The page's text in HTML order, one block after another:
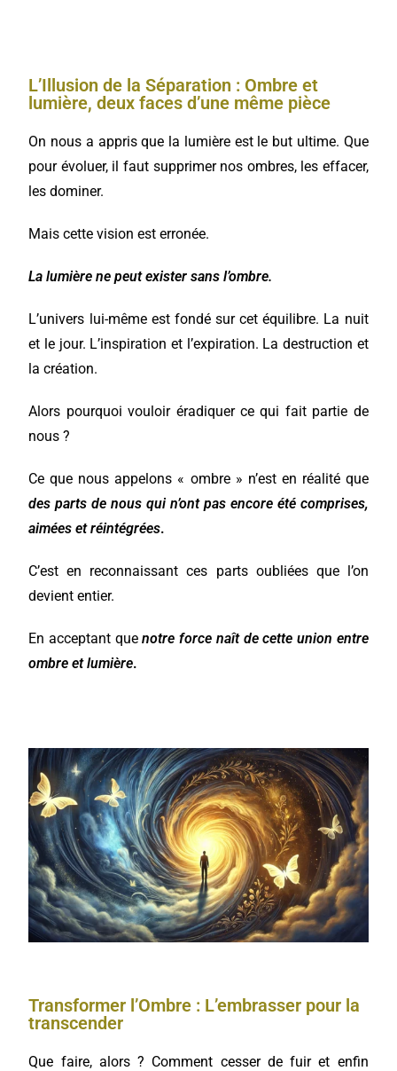
L’Illusion de la Séparation : Ombre et
lumière, deux faces d’une même pièce
On nous a appris que la lumière est le but ultime. Que
pour évoluer, il faut supprimer nos ombres, les effacer,
les dominer.
Mais cette vision est erronée.
La lumière ne peut exister sans l’ombre.
L’univers lui-même est fondé sur cet équilibre. La nuit
et le jour. L’inspiration et l’expiration. La destruction et
la création.
Alors pourquoi vouloir éradiquer ce qui fait partie de
nous ?
Ce que nous appelons « ombre » n’est en réalité que
des parts de nous qui n’ont pas encore été comprises,
aimées et réintégrées.
C’est en reconnaissant ces parts oubliées que l’on
devient entier.
En acceptant quenotre force naît de cette union entre
ombre et lumière.
Transformer l’Ombre : L’embrasser pour la
transcender
Que faire, alors ? Comment cesser de fuir et enfin